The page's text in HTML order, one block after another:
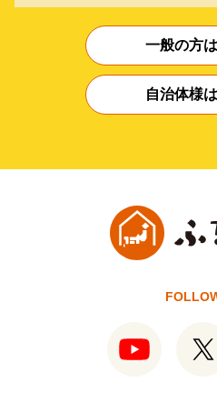
一般の方
自治体様